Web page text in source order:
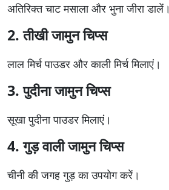
अतिरिक्त चाट मसाला और भुना जीरा डालें।
2. तीखी जामुन चिप्स
लाल मिर्च पाउडर और काली मिर्च मिलाएं।
3. पुदीना जामुन चिप्स
सूखा पुदीना पाउडर मिलाएं।
4. गुड़ वाली जामुन चिप्स
चीनी की जगह गुड़ का उपयोग करें।